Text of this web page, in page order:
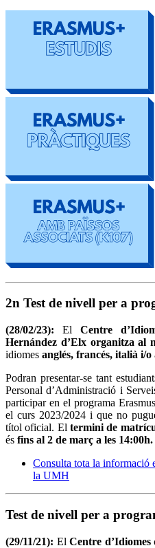
2n Test de nivell per a
(28/02/23): El Centre
Hernández d’Elx organitza al
idiomes anglés, francés, italià i/o
Podran presentar-se tant
Personal d’Administració i
participar en el programa
el curs 2023/2024 i que no
títol oficial. Eltermini de
és fins al 2 de març a les 14:00h.
Consulta tota la informació
la UMH
Test de nivell per a
(29/11/21): ElCentre